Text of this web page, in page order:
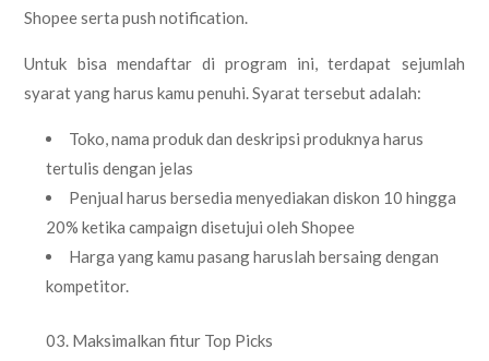
Shopee serta push notification.
Untuk bisa mendaftar di program ini, terdapat sejumlah
syarat yang harus kamu penuhi. Syarat tersebut adalah:
Toko, nama produk dan deskripsi produknya harus
tertulis dengan jelas
Penjual harus bersedia menyediakan diskon 10 hingga
20% ketika campaign disetujui oleh Shopee
Harga yang kamu pasang haruslah bersaing dengan
kompetitor.
Maksimalkan fitur Top Picks